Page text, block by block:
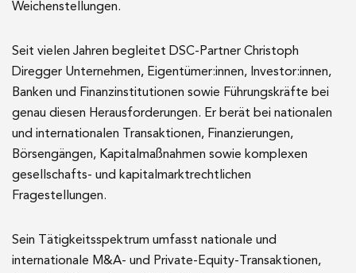
Weichenstellungen.
Seit vielen Jahren begleitet DSC-Partner Christoph
Diregger Unternehmen, Eigentümer:innen, Investor:innen,
Banken und Finanzinstitutionen sowie Führungskräfte bei
genau diesen Herausforderungen. Er berät bei nationalen
und internationalen Transaktionen, Finanzierungen,
Börsengängen, Kapitalmaßnahmen sowie komplexen
gesellschafts- und kapitalmarktrechtlichen
Fragestellungen.
Sein Tätigkeitsspektrum umfasst nationale und
internationale M&A- und Private-Equity-Transaktionen,